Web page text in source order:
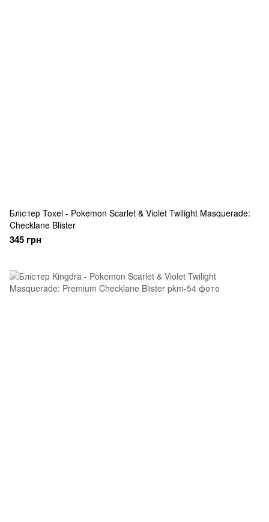
Блістер Toxel - Pokemon Scarlet & Violet Twilight Masquerade:
Checklane Blister
345 грн